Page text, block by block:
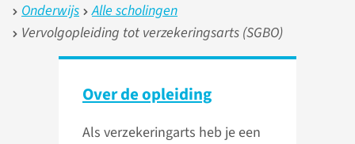
Onderwijs
Alle scholingen
Vervolgopleiding tot verzekeringsarts (SGBO)
Over de opleiding
Als verzekeringarts heb je een